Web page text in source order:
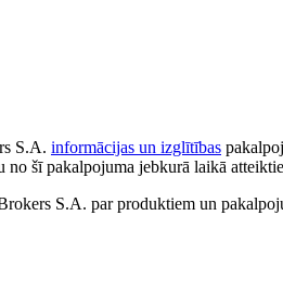
S.A. informācijas un izglītības
no šī pakalpojuma jebkurā laikā
S.A. par produktiem un